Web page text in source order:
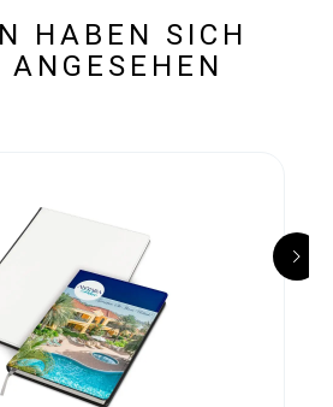
HABEN SICH
ANGESEHEN